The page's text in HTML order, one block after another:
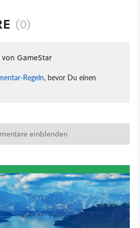
(0)
GameStar
Regeln, bevor Du einen
einblenden